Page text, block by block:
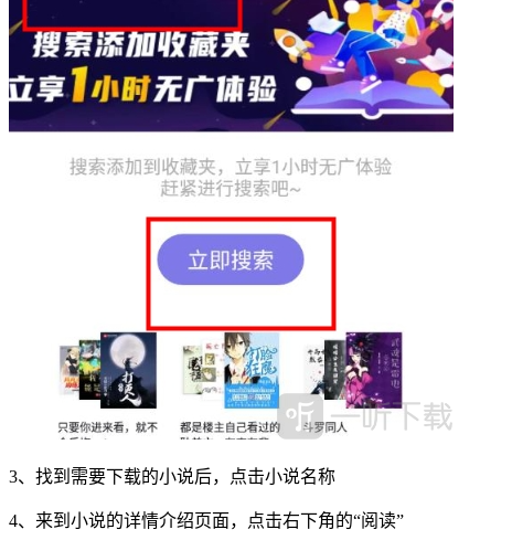
3、找到需要下载的小说后，点击小说名称
4、来到小说的详情介绍页面，点击右下角的“阅读”